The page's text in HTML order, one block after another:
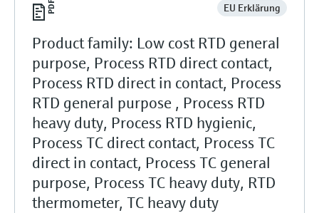
EU Erklärung
Product family: Low cost RTD general
purpose, Process RTD direct contact,
Process RTD direct in contact, Process
RTD general purpose , Process RTD
heavy duty, Process RTD hygienic,
Process TC direct contact, Process TC
direct in contact, Process TC general
purpose, Process TC heavy duty, RTD
thermometer, TC heavy duty